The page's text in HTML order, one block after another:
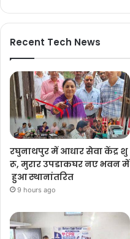
Recent Tech News
रघुनाथपुर में आधार सेवा केंद्र शु
रू, मुरार उपडाकघर नए भवन में
हुआ स्थानांतरित
9 hours ago